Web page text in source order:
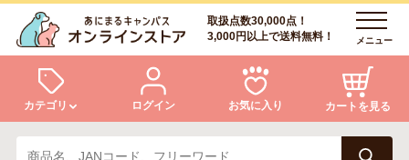
取扱点数30,000点！
3,000円以上で送料無料！
メニュー
カテゴリ ログイン お気に入り カートを見る